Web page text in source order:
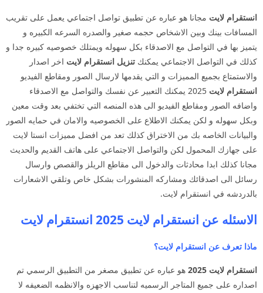
انستقرام لايت مجانا هو عباره عن تطبيق تواصل اجتماعي يعمل على تقريب
المسافات بينك وبين الاشخاص حجمه صغير والصدره السرعه الكبيره و
يتميز بها في التواصل مع الاصدقاء بكل سهوله ويمتلك خصوصيه كبيره جدا و
كذلك في التواصل الاجتماعي يمكنك تنزيل انستقرام لايت اخر اصدار
والاستمتاع بجميع المميزات و التي يقدمها لارسال الصور ومقاطع الفيديو
انستقرام لايت
2025 يمكنك التعبير عن نفسك والتواصل مع الاصدقاء
واضافه الصور ومقاطع الفيديو الى هذه المنصه التي تختفي بعد وقت معين
وبكل سهوله و لكن يمكنك الاطلاع على الخصوصيه والامان في حمايه الصور
والبيانات الخاصه بك من الاختراق كذلك تعد من افضل مميزات انستا لايت
على جهازك المحمول لكن والتواصل الاجتماعي على هاتف القديم والحديث
مجانا كذلك ابدا محادثات والدخول الى مقاطع الريلز والقصص وارسال
رسائل الى اصدقائك ومشاركه المنشورات بشكل خاص وتلقي الاشعارات
بالدردشه في انستقرام لايت.
الاسئله عن انستقرام لايت 2025 انستقرام لايت
ماذا تعرف عن انستقرام لايت؟
انستقرام لايت 2025
هو عباره عن تطبيق مصغر من التطبيق الرسمي تم
اصداره على جميع المتاجر الرسميه لتناسب الاجهزه والانظمه الضعيفه لا